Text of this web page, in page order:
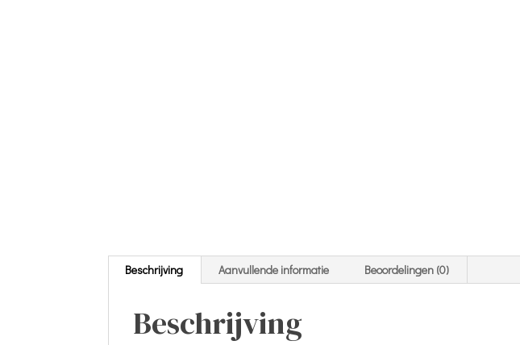
Beschrijving Aanvullende informatie Beoordelingen (0)
Beschrijving